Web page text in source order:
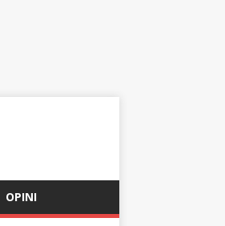
OPINI